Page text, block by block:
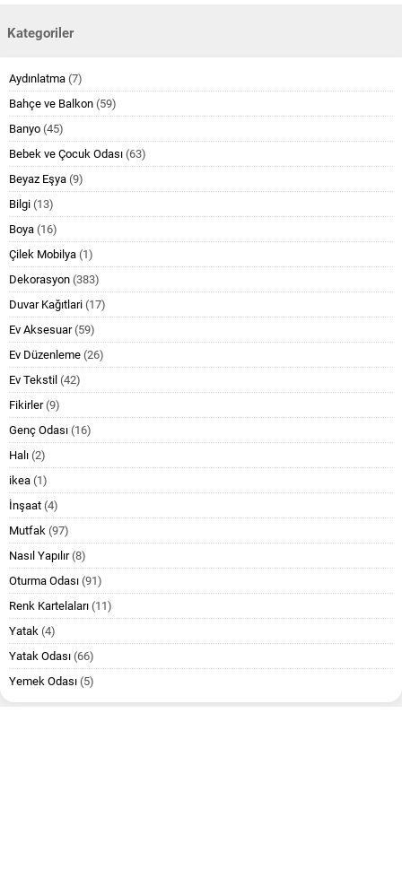
Kategoriler
Aydınlatma (7)
Bahçe ve Balkon (59)
Banyo (45)
Bebek ve Çocuk Odası (63)
Beyaz Eşya (9)
Bilgi (13)
Boya (16)
Çilek Mobilya (1)
Dekorasyon (383)
Duvar Kağıtlari (17)
Ev Aksesuar(59)
Ev Düzenleme (26)
Ev Tekstil (42)
Fikirler(9)
Genç Odası (16)
Halı (2)
ikea (1)
İnşaat (4)
Mutfak (97)
Nasıl Yapılır(8)
Oturma Odası (91)
Renk Kartelaları (11)
Yatak (4)
Yatak Odası (66)
Yemek Odası (5)